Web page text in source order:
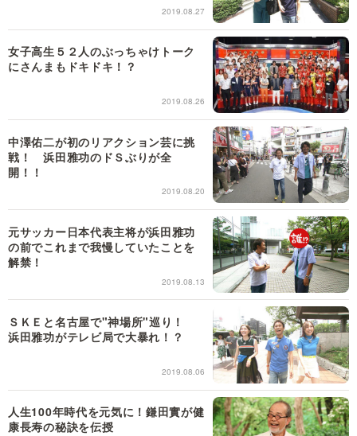
2019.08.27
女子高生５２人のぶっちゃけトーク
にさんまもドキドキ！？
2019.08.26
中澤佑二が初のリアクション芸に挑
戦！ 浜田雅功のドＳぶりが全
開！！
2019.08.20
元サッカー日本代表主将が浜田雅功
の前でこれまで我慢していたことを
解禁！
2019.08.13
ＳＫＥと名古屋で"神場所"巡り！
浜田雅功がテレビ局で大暴れ！？
2019.08.06
人生100年時代を元気に！鎌田實が健
康長寿の秘訣を伝授